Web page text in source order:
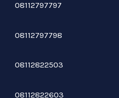
08112797797
08112797798
08112822503
08112822603